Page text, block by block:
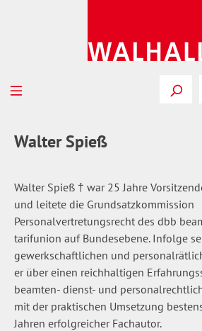
Walter Spieß
Walter Spieß † war 25 Jahre
und leitete die Grundsatzkommission
Personalvertretungsrecht des dbb
tarifunion auf Bundesebene. Infolge
gewerkschaftlichen und
er über einen reichhaltigen
beamten- dienst- und
mit der praktischen Umsetzung
Jahren erfolgreicher Fachautor.